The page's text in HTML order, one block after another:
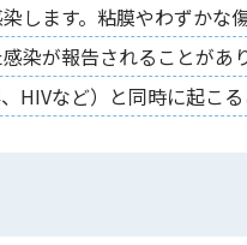
します。粘膜やわずかな
染が報告されることがあ
HIVなど）と同時に起こる